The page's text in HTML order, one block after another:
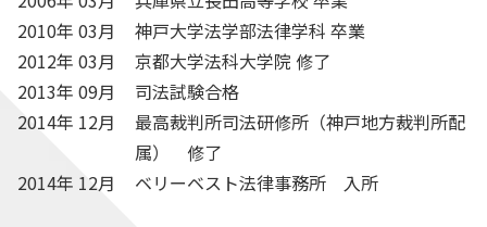
2010年 03月
神戸大学法学部法律学科 卒業
2012年 03月
京都大学法科大学院 修了
2013年 09月
司法試験合格
2014年 12月
最高裁判所司法研修所（神戸地方裁判所配
属） 修了
2014年 12月
ベリーベスト法律事務所 入所